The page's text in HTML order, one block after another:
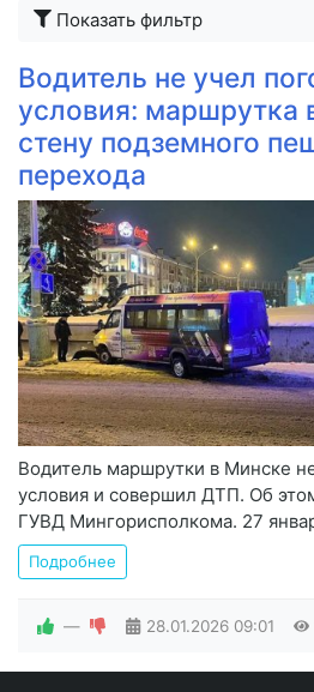
Показать фильтр
Водитель не учел
условия: маршрутка
стену подземного
перехода
Водитель маршрутки в Минске
условия и совершил ДТП. Об
ГУВД Мингорисполкома. 27
Подробнее
— 28.01.2026 09:01